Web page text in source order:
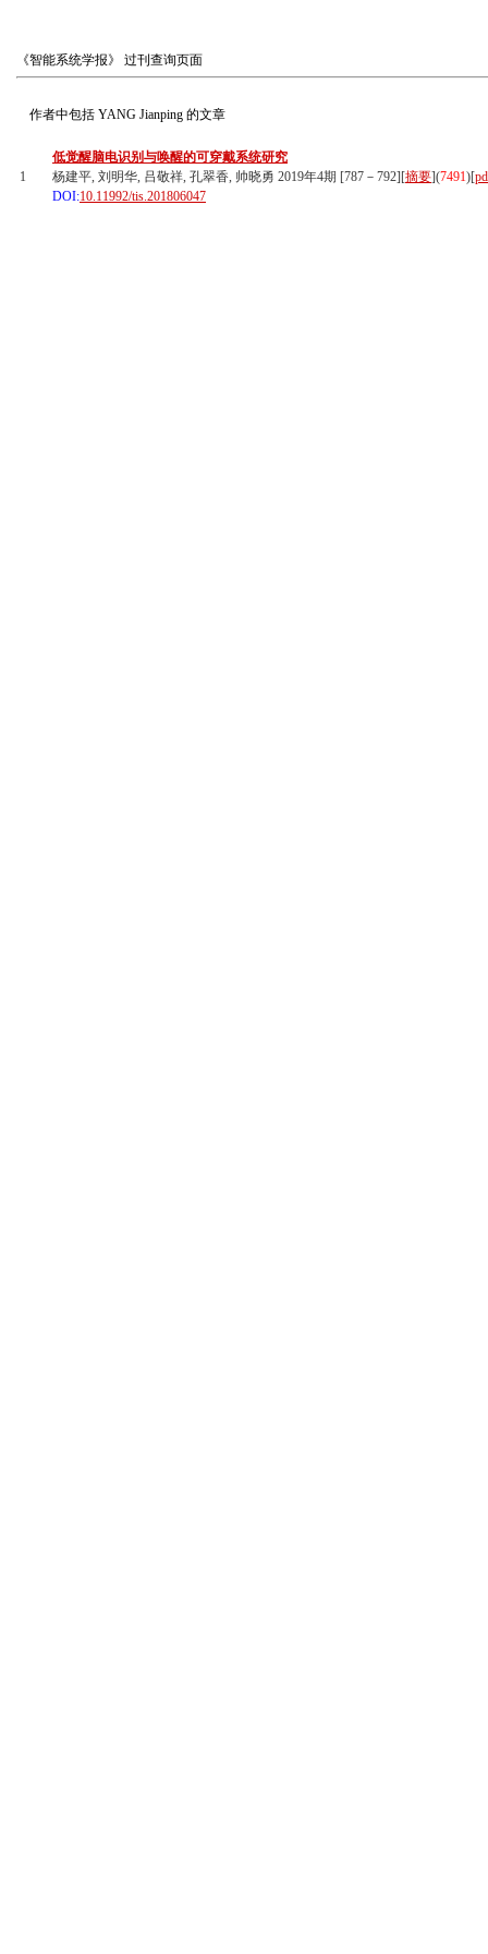
《智能系统学报》 过刊查询页面
作者中包括 YANG Jianping 的文章
1
低觉醒脑电识别与唤醒的可穿戴系统研究
杨建平, 刘明华, 吕敬祥, 孔翠香, 帅晓勇 2019年4期 [787－792][摘要](7491)[
DOI:10.11992/tis.201806047